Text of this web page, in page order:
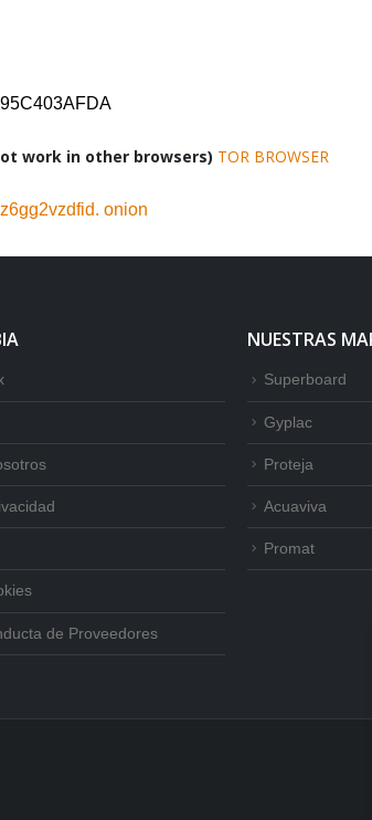
not work in other browsers) TOR BROWSER
onion
de Proveedores
NUESTRAS
Superboard
Gyplac
Proteja
Acuaviva
Promat